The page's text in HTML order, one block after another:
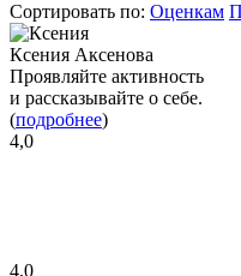
Сортировать по: Оценкам
Ксения Аксенова
Проявляйте активность
и рассказывайте о себе.
(подробнее)
4,0
4,0